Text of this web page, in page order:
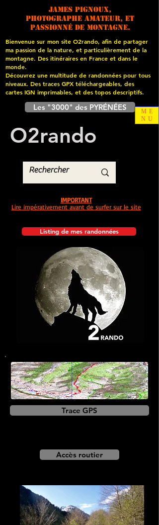
James PIGNOUX,
photographe amateur, et
passionné de montagne.
Bienvenue sur mon site O2rando, afin de partager
ma passion de la nature, et particulièrement de la
montagne. Des itinéraires en France et dans le
monde.
Découvrez une multitude de randonnées pour tous
niveaux. Des traces GPX téléchargeables, des
cartes IGN imprimables, et des topos descriptifs.
Les "3000" des PYRÉNÉES
O2rando
Listing de mes randonnées
IMPORTANT
Lire impérativement avant de surfer sur le site
ME
NU
Trace GPS
Accès routier